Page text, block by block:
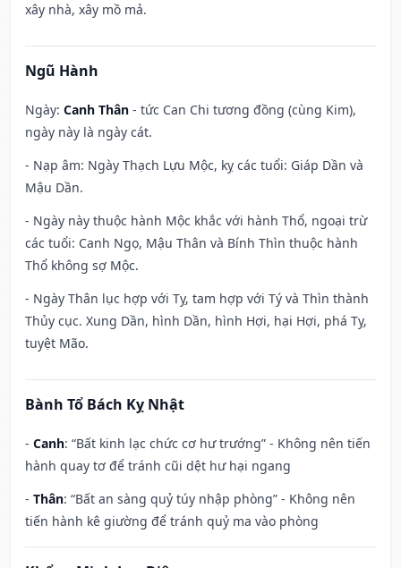
xây nhà, xây mồ mả.
Ngũ Hành
Ngày: Canh Thân - tức Can Chi tương đồng (cùng Kim),
ngày này là ngày cát.
- Nạp âm: Ngày Thạch Lựu Mộc, kỵ các tuổi: Giáp Dần và
Mậu Dần.
- Ngày này thuộc hành Mộc khắc với hành Thổ, ngoại trừ
các tuổi: Canh Ngọ, Mậu Thân và Bính Thìn thuộc hành
Thổ không sợ Mộc.
- Ngày Thân lục hợp với Tỵ, tam hợp với Tý và Thìn thành
Thủy cục. Xung Dần, hình Dần, hình Hợi, hại Hợi, phá Tỵ,
tuyệt Mão.
Bành Tổ Bách Kỵ Nhật
- Canh: “Bất kinh lạc chức cơ hư trướng” - Không nên tiến
hành quay tơ để tránh cũi dệt hư hại ngang
- Thân: “Bất an sàng quỷ túy nhập phòng” - Không nên
tiến hành kê giường để tránh quỷ ma vào phòng